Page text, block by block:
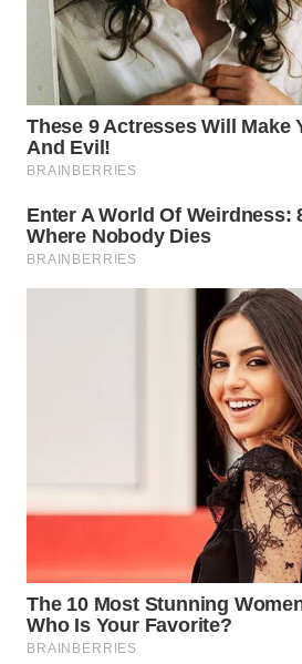
WN
CIREBON
WN
INDRAMAYU
KUNINGAN
MAJALENGKA
WN
WN
PRIANGAN
TIMUR